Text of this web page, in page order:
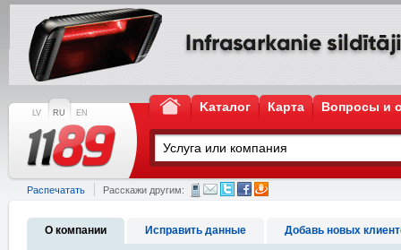
LV RU EN Kаталог Карта Вопросы и
Распечатать Расскажи другим:
О компании Исправить данные Добавь новых